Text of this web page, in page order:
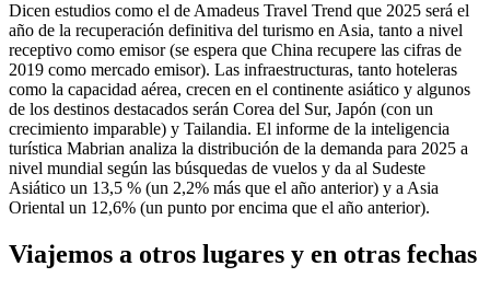
Dicen estudios como el de Amadeus Travel Trend que 2025 será el
año de la recuperación definitiva del turismo en Asia, tanto a nivel
receptivo como emisor (se espera que China recupere las cifras de
2019 como mercado emisor). Las infraestructuras, tanto hoteleras
como la capacidad aérea, crecen en el continente asiático y algunos
de los destinos destacados serán Corea del Sur, Japón (con un
crecimiento imparable) y Tailandia. El informe de la inteligencia
turística Mabrian analiza la distribución de la demanda para 2025 a
nivel mundial según las búsquedas de vuelos y da al Sudeste
Asiático un 13,5 % (un 2,2% más que el año anterior) y a Asia
Oriental un 12,6% (un punto por encima que el año anterior).
Viajemos a otros lugares y en otras fechas